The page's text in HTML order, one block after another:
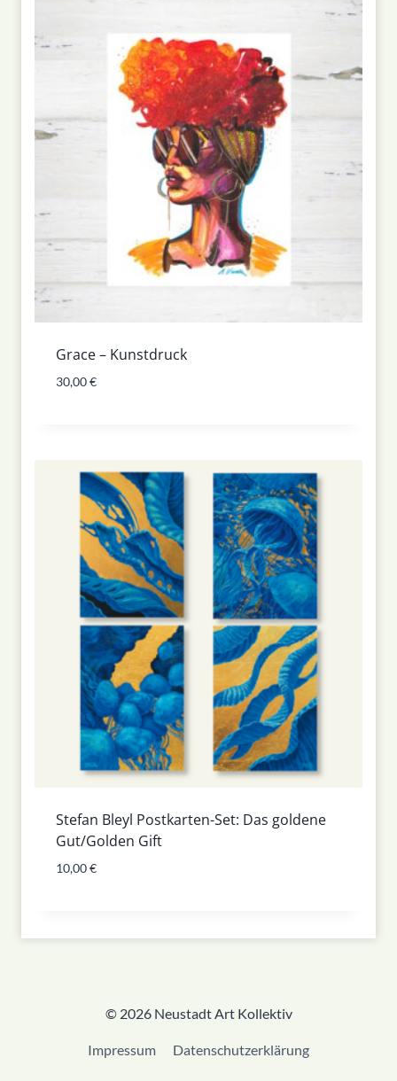
Grace – Kunstdruck
30,00€
Stefan Bleyl Postkarten-Set: Das goldene
Gut/Golden Gift
10,00€
© 2026 Neustadt Art Kollektiv
Impressum Datenschutzerklärung